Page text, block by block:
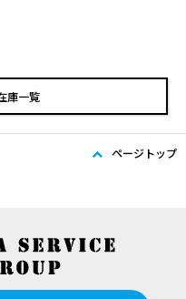
庫一覧
ページトップ